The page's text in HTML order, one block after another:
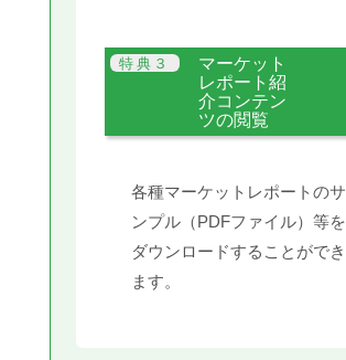
マーケット
レポート紹
介コンテン
ツの閲覧
各種マーケットレポートのサ
ンプル（PDFファイル）等を
ダウンロードすることができ
ます。